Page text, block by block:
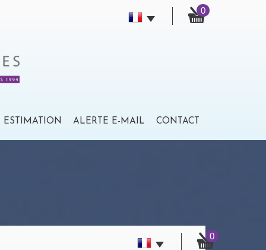
0
ESTIMATION ALERTE E-MAIL CONTACT
0